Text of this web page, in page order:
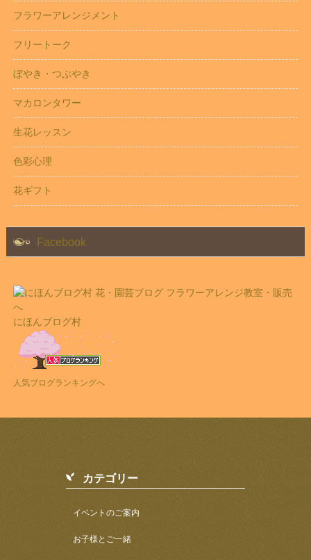
フラワーアレンジメント
フリートーク
ぼやき・つぶやき
マカロンタワー
生花レッスン
色彩心理
花ギフト
Facebook
にほんブログ村
人気ブログランキングへ
カテゴリー
イベントのご案内
お子様とご一緒